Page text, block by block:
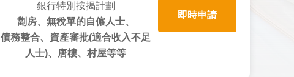
銀行特別按揭計劃
劏房、無稅單的自僱人士、
債務整合、資產審批(適合收入不足
人士)、唐樓、村屋等等
即時申請